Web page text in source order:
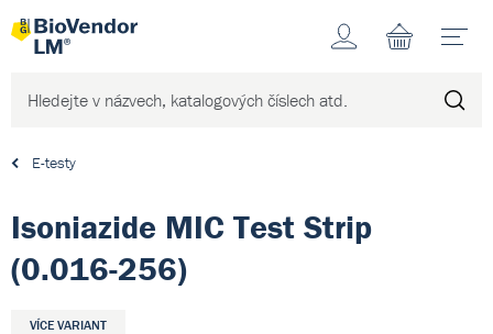
Účet
E-testy
Isoniazide MIC Test Strip
(0.016-256)
VÍCE VARIANT